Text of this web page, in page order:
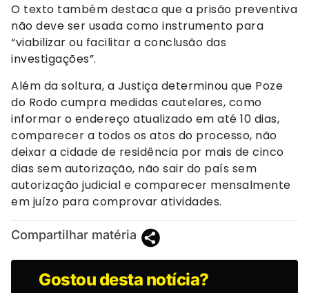
O texto também destaca que a prisão preventiva
não deve ser usada como instrumento para
“viabilizar ou facilitar a conclusão das
investigações”.
Além da soltura, a Justiça determinou que Poze
do Rodo cumpra medidas cautelares, como
informar o endereço atualizado em até 10 dias,
comparecer a todos os atos do processo, não
deixar a cidade de residência por mais de cinco
dias sem autorização, não sair do país sem
autorização judicial e comparecer mensalmente
em juízo para comprovar atividades.
Compartilhar matéria
Gostou desta notícia?